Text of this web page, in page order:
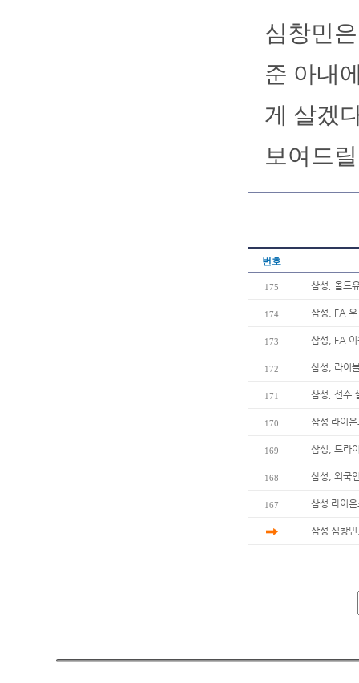
심창민
준 아내
게 살겠
보여드
번호
175 삼성, 올드
174 삼성, FA
173 삼성, FA
172 삼성, 라이
171 삼성, 선수
170 삼성 라이
169 삼성, 드라
168 삼성, 외국
167 삼성 라이
삼성 심창